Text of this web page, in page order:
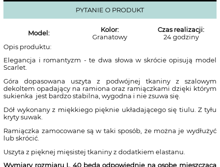
PYTANIE O PRODUKT
Model:
Kolor:
Granatowy
Czas realizacji:
24 godziny
Opis produktu:
Elegancja i romantyzm - te dwa słowa w skrócie opisują model
Scarlet.
Góra dopasowana uszyta z podwójnej tkaniny z szalowym
dekoltem opadający na ramiona oraz ramiączkami dzięki którym
sukienka jest bardzo stabilna, wygodna i nie zsuwa się.
Dół wykonany z miękkiego pięknie układającego się tiulu. Z tyłu
kryty suwak.
Ramiączka zamocowane są w taki sposób, że można je wydłużyć
lub skrócić.
Uszyta z pięknej mięsistej tkaniny z dodatkiem elastanu.
Wymiary rozmiaru L 40 będą odpowiednie na osobę mieszczącą